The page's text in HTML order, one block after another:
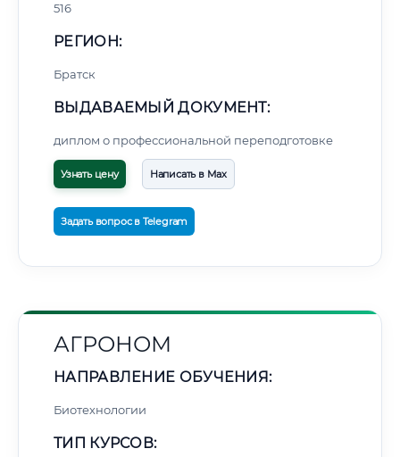
516
РЕГИОН:
Братск
ВЫДАВАЕМЫЙ ДОКУМЕНТ:
диплом о профессиональной переподготовке
Узнать цену Написать в Max
Задать вопрос в Telegram
АГРОНОМ
НАПРАВЛЕНИЕ ОБУЧЕНИЯ:
Биотехнологии
ТИП КУРСОВ: